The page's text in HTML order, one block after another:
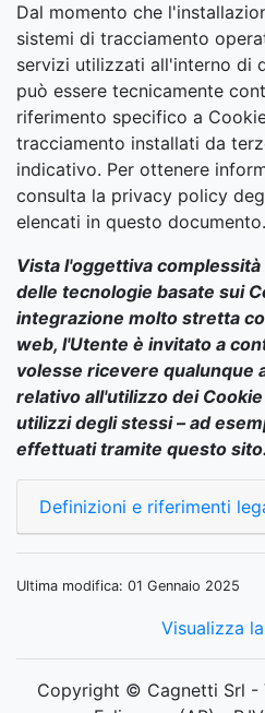
Dal momento che
sistemi di tracciamento
servizi utilizzati all'interno di
può essere tecnicamente
riferimento specifico a
tracciamento installati da
indicativo. Per ottenere
consulta la privacy policy
elencati in questo documento.
Vista l'oggettiva
delle tecnologie basate sui
integrazione molto stretta
web, l'Utente è invitato a
volesse ricevere qualunque
relativo all'utilizzo dei
utilizzi degli stessi – ad
effettuati tramite questo sito.
Definizioni e riferimenti
Ultima modifica: 01 Gennaio 2025
Visualizza
Copyright © Cagnetti Srl -